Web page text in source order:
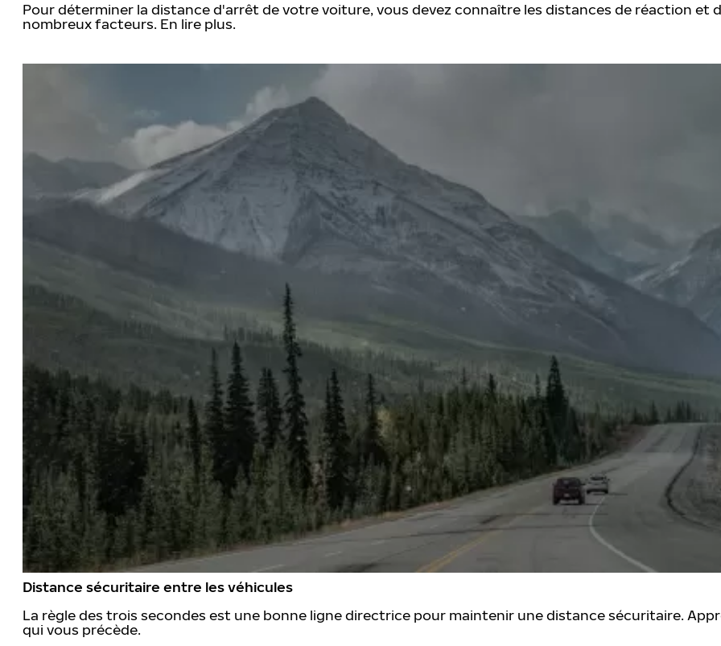
Pour déterminer la distance d'arrêt de votre voiture, vous devez connaître les distances de réaction et
nombreux facteurs. En lire plus.
Distance sécuritaire entre les véhicules
La règle des trois secondes est une bonne ligne directrice pour maintenir une distance sécuritaire.
qui vous précède.